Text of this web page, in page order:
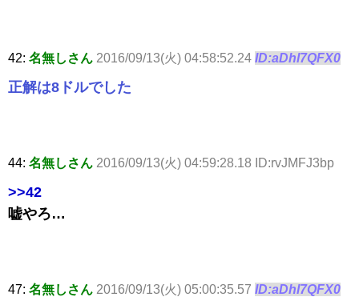
42: 名無しさん 2016/09/13(火) 04:58:52.24 ID:aDhl7QFX0
正解は8ドルでした
44: 名無しさん 2016/09/13(火) 04:59:28.18 ID:rvJMFJ3bp
>>42
嘘やろ…
47: 名無しさん 2016/09/13(火) 05:00:35.57 ID:aDhl7QFX0